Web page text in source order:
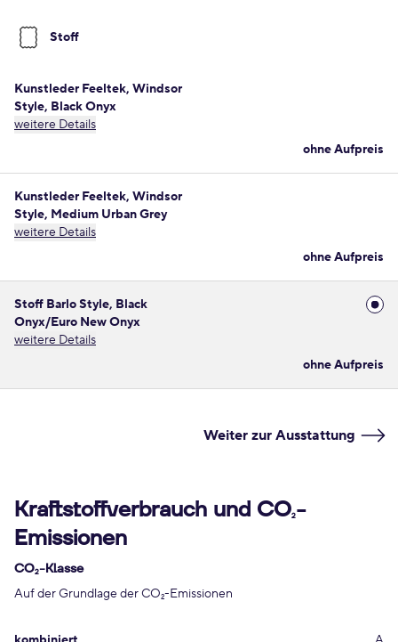
Stoff
Kunstleder Feeltek, Windsor
Style, Black Onyx
weitere Details
ohne Aufpreis
Kunstleder Feeltek, Windsor
Style, Medium Urban Grey
weitere Details
ohne Aufpreis
Stoff Barlo Style, Black
Onyx/Euro New Onyx
weitere Details
ohne Aufpreis
Weiter zur Ausstattung
Kraftstoffverbrauch und CO2-
Emissionen
CO2-Klasse
Auf der Grundlage der CO2-Emissionen